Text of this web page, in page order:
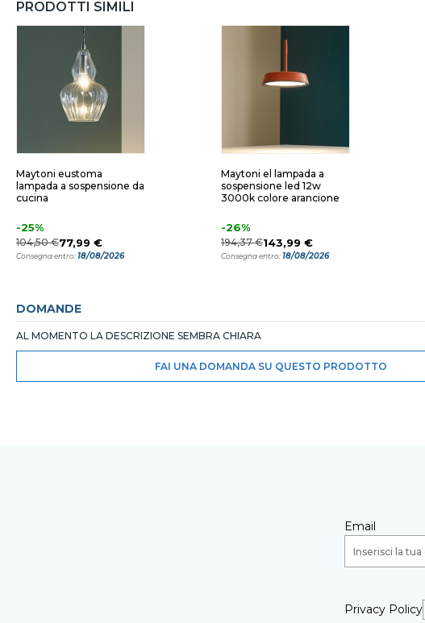
PRODOTTI SIMILI
Maytoni eustoma
lampada a sospensione da
cucina
-25%
104,50 €77,99 €
Consegna entro:18/08/2026
Maytoni el lampada a
sospensione led 12w
3000k colore arancione
-26%
194,37 €143,99 €
Consegna entro:18/08/2026
DOMANDE
AL MOMENTO LA DESCRIZIONE SEMBRA CHIARA
FAI UNA DOMANDA SU QUESTO PRODOTTO
Email
Privacy Policy